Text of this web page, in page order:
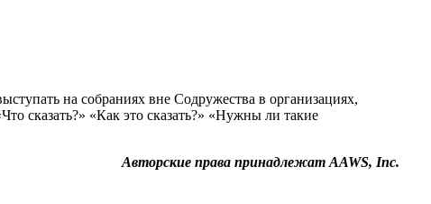
на собраниях вне Содружества в организациях,
сказать?» «Как это сказать?» «Нужны ли такие
Авторские права принадлежат AAWS, Inc.